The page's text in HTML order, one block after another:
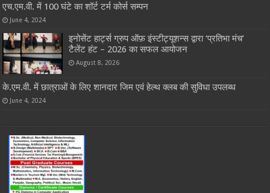
एच.एम.वी. में 100 घंटे का शॉर्ट टर्म कोर्स सम्पन
June 4, 2024
इनोसेंट हार्ट्स ग्रुप ऑफ़ इंस्टीट्यूशन्स द्वारा ‘प्रतिभा मंच’
टैलेंट हंट – 2026 का सफल आयोजन
August 8, 2026
के.एम.वी. में छात्राओं के लिए शानदार जिम एवं हेल्थ क्लब की सुविधा उपलब्ध
June 4, 2024